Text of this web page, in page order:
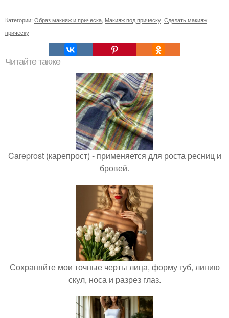
Категории: Образ макияж и прическа Макияж под прическу Сделать макияж
прическу
Читайте также
Careprost (карепрост) - применяется для роста ресниц и
бровей.
Сохраняйте мои точные черты лица, форму губ, линию
скул, носа и разрез глаз.